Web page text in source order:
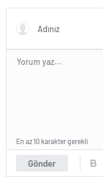
oldu”
Gönder
En az 10 karakter gerekli